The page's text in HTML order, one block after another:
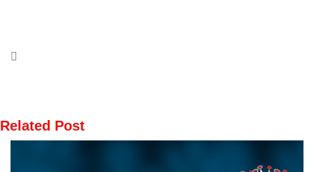
Related Post